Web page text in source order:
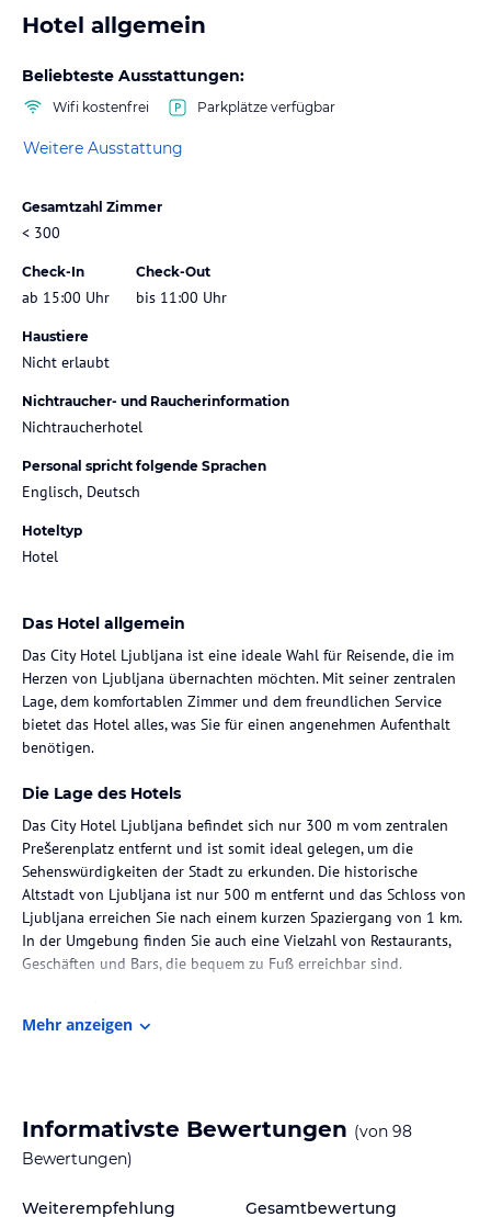
Hotel allgemein
Beliebteste Ausstattungen:
Wifi kostenfrei Parkplätze verfügbar
Weitere Ausstattung
Gesamtzahl Zimmer
< 300
Check-In
ab 15:00 Uhr
Check-Out
bis 11:00 Uhr
Haustiere
Nicht erlaubt
Nichtraucher- und Raucherinformation
Nichtraucherhotel
Personal spricht folgende Sprachen
Englisch, Deutsch
Hoteltyp
Hotel
Das Hotel allgemein
Das City Hotel Ljubljana ist eine ideale Wahl für Reisende, die im
Herzen von Ljubljana übernachten möchten. Mit seiner zentralen
Lage, dem komfortablen Zimmer und dem freundlichen Service
bietet das Hotel alles, was Sie für einen angenehmen Aufenthalt
benötigen.
Die Lage des Hotels
Das City Hotel Ljubljana befindet sich nur 300 m vom zentralen
Prešerenplatz entfernt und ist somit ideal gelegen, um die
Sehenswürdigkeiten der Stadt zu erkunden. Die historische
Altstadt von Ljubljana ist nur 500 m entfernt und das Schloss von
Ljubljana erreichen Sie nach einem kurzen Spaziergang von 1 km.
In der Umgebung finden Sie auch eine Vielzahl von Restaurants,
Geschäften und Bars, die bequem zu Fuß erreichbar sind.
Kostenloses Highspeed-WLAN steht in allen Bereichen des Hotels
zur Verfügung.
Gastronomie im Hotel
Mehr anzeigen
Informativste Bewertungen (von 98
Bewertungen)
Weiterempfehlung Gesamtbewertung